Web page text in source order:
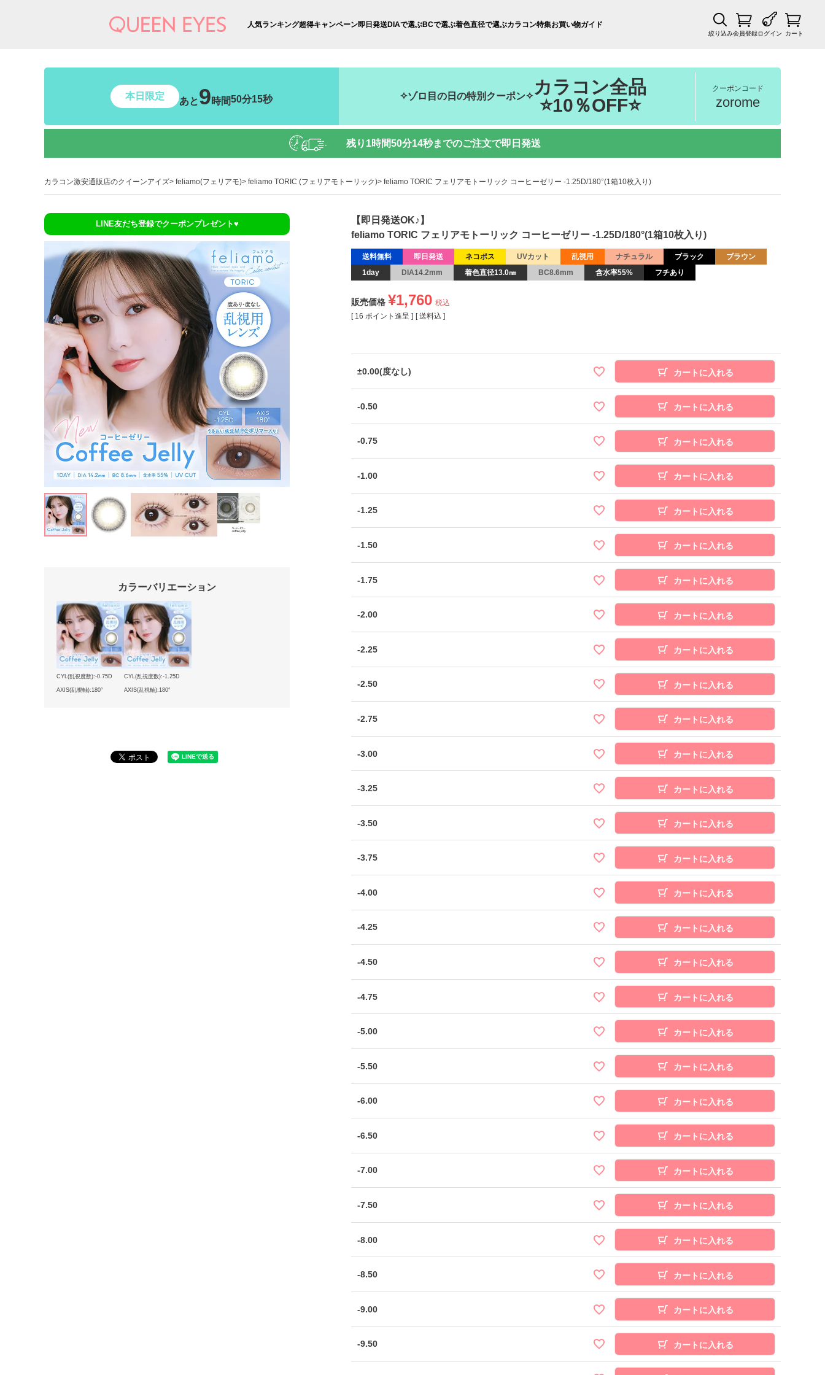
人気ランキング超得キャンペーン即日発送DIAで選ぶBCで選ぶ着色直径で選ぶカラコン特集お買い物ガイド
絞り込み会員登録ログイン カート
本日限定 あと9時間50分13秒 ✧ゾロ目の日の特別クーポン✧ カラコン全品
⭐10％OFF⭐
クーポンコード
zorome
残り 1時間50分13秒までのご注文で即日発送
カラコン激安通販店のクイーンアイズ feliamo(フェリアモ) feliamo TORIC (フェリアモトーリック) feliamo TORIC フェリアモトーリック コーヒーゼリー -1.25D/180°(1箱10枚入り)
LINE友だち登録でクーポンプレゼント♥
カラーバリエーション
CYL(乱視度数):-0.75D
AXIS(乱視軸):180°
CYL(乱視度数):-1.25D
AXIS(乱視軸):180°
【即日発送OK♪】
feliamo TORIC フェリアモトーリック コーヒーゼリー -1.25D/180°(1箱10枚入り)
送料無料 即日発送 ネコポス UVカット 乱視用 ナチュラル ブラック
ブラウン
1day
DIA14.2mm 着色直径13.0㎜ BC8.6mm 含水率55% フチあり
販売価格 ¥1,760 税込
[ 16 ポイント進呈 ] 送料込
±0.00(度なし) カートに入れる
-0.50 カートに入れる
-0.75 カートに入れる
-1.00 カートに入れる
-1.25 カートに入れる
-1.50 カートに入れる
-1.75 カートに入れる
-2.00 カートに入れる
-2.25 カートに入れる
-2.50 カートに入れる
-2.75 カートに入れる
-3.00 カートに入れる
-3.25 カートに入れる
-3.50 カートに入れる
-3.75 カートに入れる
-4.00 カートに入れる
-4.25 カートに入れる
-4.50 カートに入れる
-4.75 カートに入れる
-5.00 カートに入れる
-5.50 カートに入れる
-6.00 カートに入れる
-6.50 カートに入れる
-7.00 カートに入れる
-7.50 カートに入れる
-8.00 カートに入れる
-8.50 カートに入れる
-9.00 カートに入れる
-9.50 カートに入れる